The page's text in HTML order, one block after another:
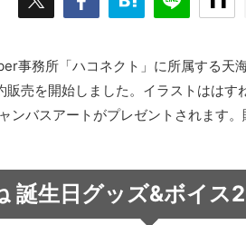
事務所「ハコネクト」に所属する天
販売を開始しました。イラストははす
ンバスアートがプレゼントされます
誕生日グッズ&ボイ